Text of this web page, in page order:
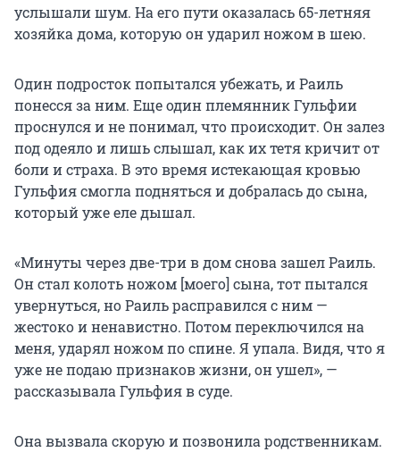
услышали шум. На его пути оказалась 65-летняя
хозяйка дома, которую он ударил ножом в шею.
Один подросток попытался убежать, и Раиль
понесся за ним. Еще один племянник Гульфии
проснулся и не понимал, что происходит. Он залез
под одеяло и лишь слышал, как их тетя кричит от
боли и страха. В это время истекающая кровью
Гульфия смогла подняться и добралась до сына,
который уже еле дышал.
«Минуты через две-три в дом снова зашел Раиль.
Он стал колоть ножом [моего] сына, тот пытался
увернуться, но Раиль расправился с ним —
жестоко и ненавистно. Потом переключился на
меня, ударял ножом по спине. Я упала. Видя, что я
уже не подаю признаков жизни, он ушел», —
рассказывала Гульфия в суде.
Она вызвала скорую и позвонила родственникам.